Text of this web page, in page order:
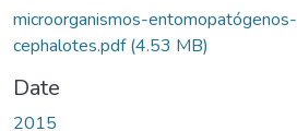
microorganismos-
cephalotes.pdf(4.53 MB)
Date
2015